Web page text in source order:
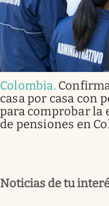
Colombia.
casa por casa con
para comprobar la
de pensiones en
Noticias de tu